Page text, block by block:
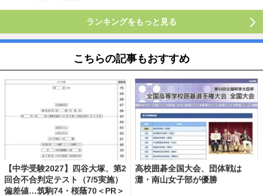
ランキングをもっと見る
こちらの記事もおすすめ
【中学受験2027】四谷大塚、第2
回合不合判定テスト（7/5実施）
偏差値…筑駒74・桜蔭70＜PR＞
高校囲碁全国大会、団体戦は
灘・南山女子部が優勝